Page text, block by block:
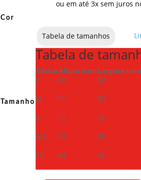
ou em até 3x sem juros
Cor
Tamanho
Tabela de tamanhos
Tabela de
BásicaAltura (cm) Largura (cm)
P
69
50
M
71
53
G
72
56
GG
74
59
EG
84 66